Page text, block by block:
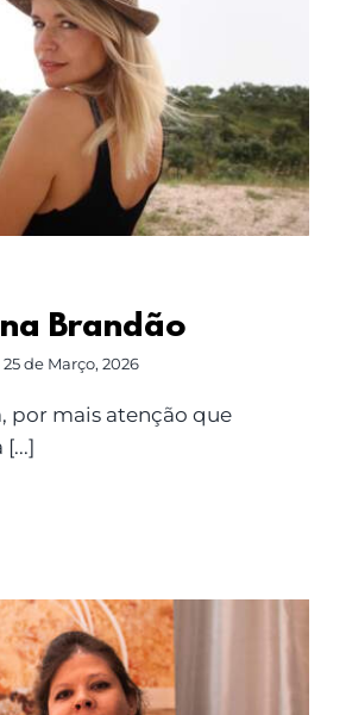
Brandão
Brandão
25 de Março, 2026
por mais atenção que